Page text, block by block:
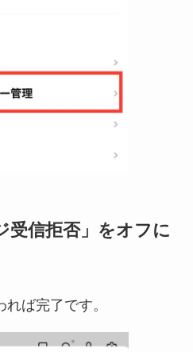
受信拒否」をオフに
ば完了です。